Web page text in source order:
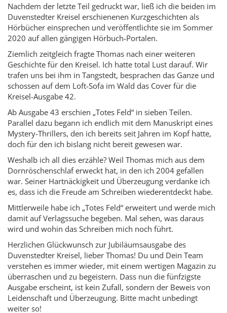
Nachdem der letzte Teil gedruckt war, ließ ich die beiden im
Duven­stedter Kreisel erschienenen Kurzgeschichten als
Hörbücher einsprechen und veröffentlichte sie im Sommer
2020 auf allen gängigen Hörbuch-Portalen.
Ziemlich zeitgleich fragte Thomas nach einer weiteren
Geschichte für den Kreisel. Ich hatte total Lust darauf. Wir
trafen uns bei ihm in Tangstedt, besprachen das Ganze und
schossen auf dem Loft-Sofa im Wald das Cover für die
Kreisel-Ausgabe 42.
Ab Ausgabe 43 erschien „Totes Feld“ in sieben Teilen.
Parallel dazu begann ich endlich mit dem Manuskript eines
Mystery-Thrillers, den ich bereits seit Jahren im Kopf hatte,
doch für den ich bislang nicht bereit gewesen war.
Weshalb ich all dies erzähle? Weil Thomas mich aus dem
Dornröschenschlaf erweckt hat, in den ich 2004 gefallen
war. Seiner Hartnäckigkeit und Überzeugung verdanke ich
es, dass ich die Freude am Schreiben wiederentdeckt habe.
Mittlerweile habe ich „Totes Feld“ erweitert und werde mich
damit auf Verlagssuche begeben. Mal sehen, was daraus
wird und wohin das Schreiben mich noch führt.
Herzlichen Glückwunsch zur Jubiläumsausgabe des
Duvenstedter Kreisel, lieber Thomas! Du und Dein Team
verstehen es immer wieder, mit einem wertigen Magazin zu
überraschen und zu begeistern. Dass nun die fünfzigste
Ausgabe erscheint, ist kein Zufall, sondern der Beweis von
Leidenschaft und Überzeugung. Bitte macht unbedingt
weiter so!